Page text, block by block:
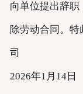
向单位提出辞职
除劳动合同。
司
2026年1月14日